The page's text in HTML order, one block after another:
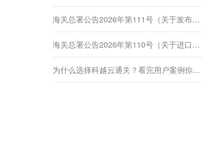
海关总署公告2026年第111号（关于发布《进出境动植物检疫处理监督管理工作规定》《进出境卫生处理监督管理工作规定》的公告）
海关总署公告2026年第110号（关于进口柬埔寨鲜食菠萝蜜植物检疫要求的公告）
为什么选择科越云通关？看完用户案例你就懂了